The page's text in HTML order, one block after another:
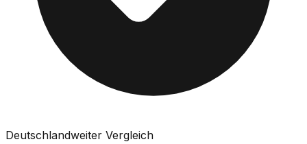
Deutschlandweiter Vergleich